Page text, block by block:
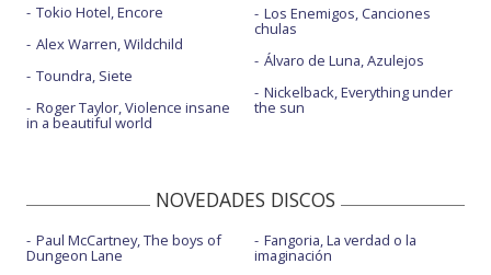
Tokio Hotel, Encore
Alex Warren, Wildchild
Toundra, Siete
Roger Taylor, Violence insane
in a beautiful world
Los Enemigos, Canciones
chulas
Álvaro de Luna, Azulejos
Nickelback, Everything under
the sun
NOVEDADES DISCOS
Paul McCartney, The boys of
Dungeon Lane
Fangoria, La verdad o la
imaginación